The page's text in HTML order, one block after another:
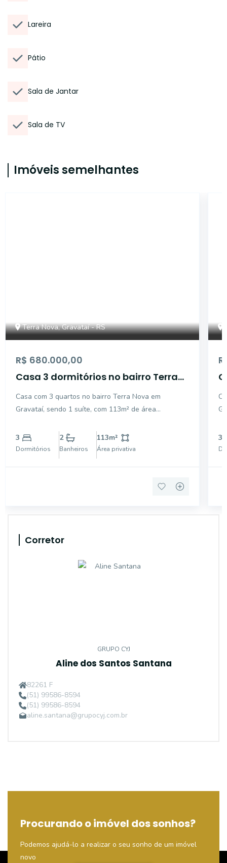
Lareira
Pátio
Sala de Jantar
Sala de TV
Imóveis semelhantes
Terra Nova, Gravataí - RS
R$ 680.000,00
Casa 3 dormitórios no bairro Terra
Casa com 3 quartos no bairro Terra Nova em
Gravataí, sendo 1 suíte, com 113m² de área
ambientes sociais em porcelanato e dormitórios com
piso laminado. O imóvel possui pressurizador de
água, sistema de alarme, au
3
Dormitórios
2
Banheiros
113m²
Área privativa
3
Corretor
GRUPO CYJ
Aline dos Santos Santana
82261 F
(51) 99586-8594
(51) 99586-8594
aline.santana@grupocyj.com.br
Procurando o imóvel dos sonhos?
Podemos ajudá-lo a realizar o seu sonho de um imóvel
novo